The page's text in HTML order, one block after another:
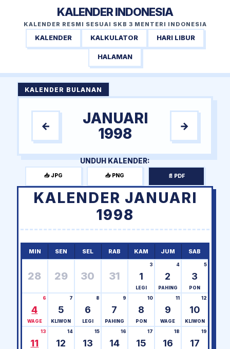
KALENDER INDONESIA
KALENDER RESMI SESUAI SKB 3 MENTERI INDONESIA
KALENDER KALKULATOR HARI LIBUR
HALAMAN
KALENDER BULANAN
←
JANUARI
1998
→
UNDUH KALENDER:
📥 JPG 📥 PNG 📄 PDF
KALENDER JANUARI
1998
MIN SEN SEL RAB KAM JUM SAB
28 29 30 31 1
3
LEGI
2
4
PAHING
3
5
PON
4
6
WAGE
5
7
KLIWON
6
8
LEGI
7
9
PAHING
8
10
PON
9
11
WAGE
10
12
KLIWON
11
13
12
14
13
15
14
16
15
17
16
18
17
19